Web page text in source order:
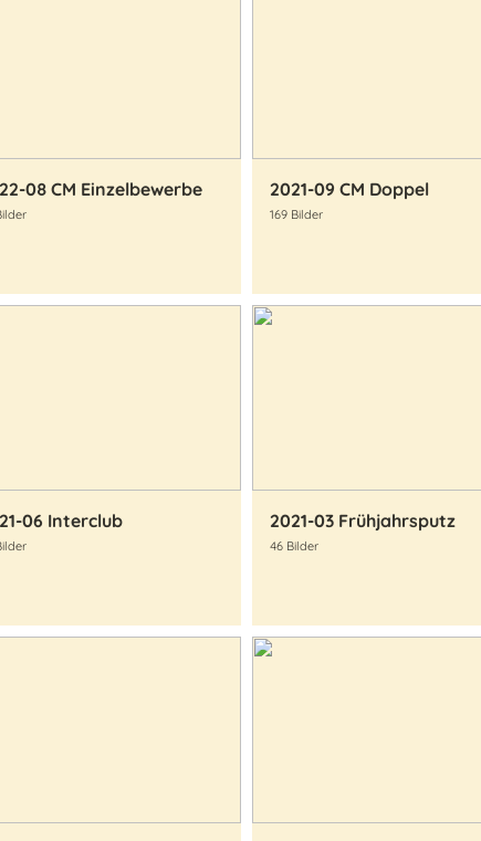
08 CM Einzelbewerbe 2021-09 CM Doppel
169 Bilder
06 Interclub 2021-03 Frühjahrsputz
46 Bilder